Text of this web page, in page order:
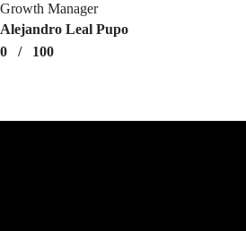
Growth Manager
Alejandro Leal Pupo
0
/ 100